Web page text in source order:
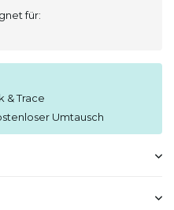
für:
& Trace
Umtausch